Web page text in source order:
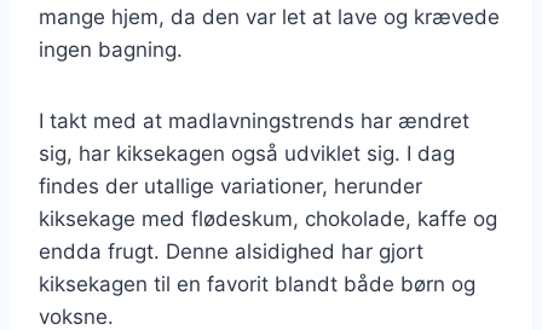
mange hjem, da den var let at lave og krævede
ingen bagning.
I takt med at madlavningstrends har ændret
sig, har kiksekagen også udviklet sig. I dag
findes der utallige variationer, herunder
kiksekage med flødeskum, chokolade, kaffe og
endda frugt. Denne alsidighed har gjort
kiksekagen til en favorit blandt både børn og
voksne.